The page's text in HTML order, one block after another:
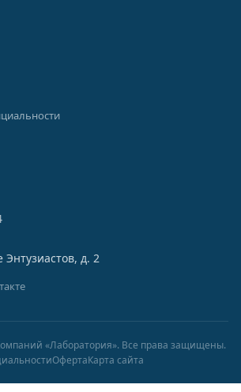
Энтузиастов, д. 2
«Лаборатория». Все права защищены.
ОфертаКарта сайта